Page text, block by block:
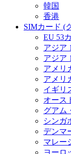
韓国
香港
SIMカード (
EU 53
アジア
アジア
アメリ
アメリ
イギリ
オース
グアム
シンガ
デンマ
マレー
ヨーロ